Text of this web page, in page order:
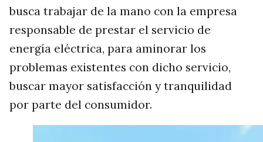
busca trabajar de la mano con la empresa
responsable de prestar el servicio de
energía eléctrica, para aminorar los
problemas existentes con dicho servicio,
buscar mayor satisfacción y tranquilidad
por parte del consumidor.